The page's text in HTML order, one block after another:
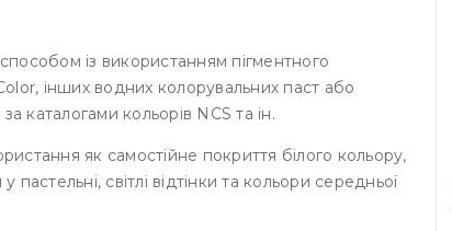
із використанням пігментного
інших водних колорувальних паст або
каталогами кольорів NCS та ін.
як самостійне покриття білого кольору,
світлі відтінки та кольори середньої